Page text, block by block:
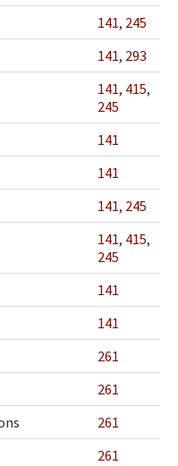
141, 245
141, 293
141, 415,
245
141
141
141, 245
141, 415,
245
141
141
261
261
261
261